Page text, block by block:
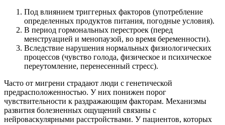
Под влиянием триггерных факторов (употребление
определенных продуктов питания, погодные условия).
В период гормональных перестроек (перед
менструацией и менопаузой, во время беременности).
Вследствие нарушения нормальных физиологических
процессов (чувство голода, физическое и психическое
переутомление, перенесенный стресс).
Часто от мигрени страдают люди с генетической
предрасположенностью. У них понижен порог
чувствительности к раздражающим факторам. Механизмы
развития болезненных ощущений связаны с
нейроваскулярными расстройствами. У пациентов, которых